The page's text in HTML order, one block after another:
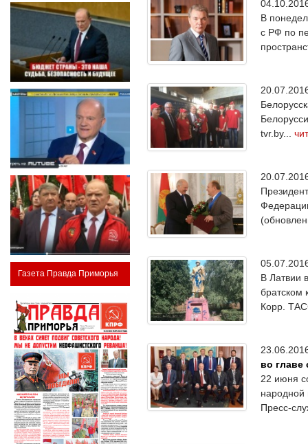
Газета Правда Приморья
В
с РФ по
tvr.by...
В Латвии
братском
Корр.
во главе
22 июня
народной
Пресс-